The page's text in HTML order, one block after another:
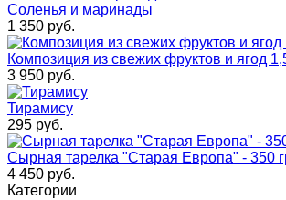
Соленья и маринады
1 350 руб.
Композиция из свежих фруктов и ягод
3 950 руб.
Тирамису
295 руб.
Сырная тарелка "Старая Европа" - 350
4 450 руб.
Категории